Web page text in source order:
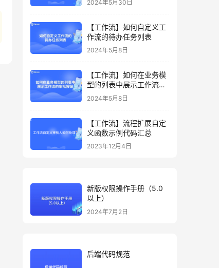
2024年5月30日
【工作流】如何自定义工
作流的待办任务列表
2024年5月8日
【工作流】如何在业务模
型的列表中展示工作流的
审批按钮
2024年5月8日
【工作流】流程扩展自定
义函数示例代码汇总
2023年12月4日
新版权限操作手册（5.0
以上）
2024年7月2日
后端代码规范